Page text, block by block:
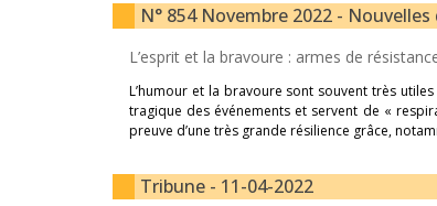
N° 854 Novembre 2022 -
L’esprit et la bravoure : armes de
L’humour et la bravoure sont souvent très
tragique des événements et servent de «
preuve d’une très grande résilience grâce,
Tribune - 11-04-2022